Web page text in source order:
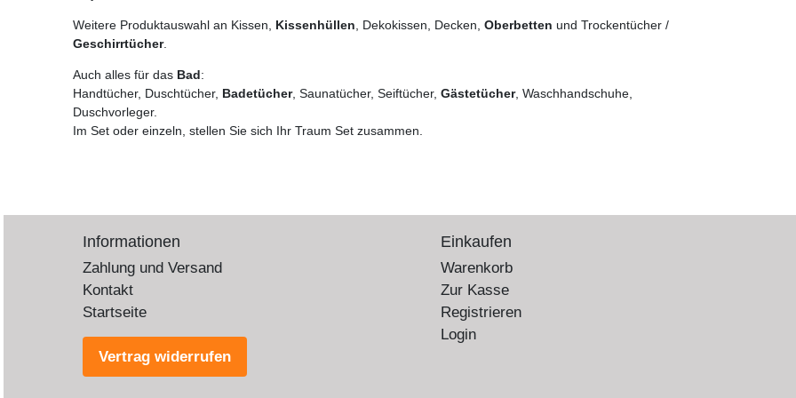
Weitere Produktauswahl an Kissen, Kissenhüllen , Dekokissen, Decken,Oberbetten und Trockentücher /
Geschirrtücher.
Auch alles für das Bad:
Handtücher, Duschtücher, Badetücher, Saunatücher, Seiftücher,Gästetücher, Waschhandschuhe,
Duschvorleger.
Im Set oder einzeln, stellen Sie sich Ihr Traum Set zusammen.
Informationen
Zahlung und Versand
Kontakt
Startseite
Vertrag widerrufen
Einkaufen
Warenkorb
Zur Kasse
Registrieren
Login